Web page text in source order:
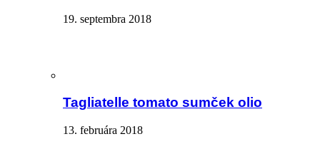
19. septembra 2018
Tagliatelle tomato sumček olio
13. februára 2018